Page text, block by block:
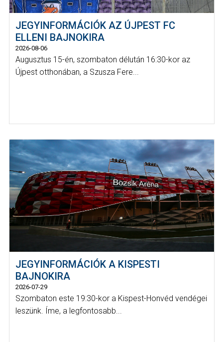
JEGYINFORMÁCIÓK AZ ÚJPEST FC
ELLENI BAJNOKIRA
2026-08-06
Augusztus 15-én, szombaton délután 16:30-kor az
Újpest otthonában, a Szusza Fere...
JEGYINFORMÁCIÓK A KISPESTI
BAJNOKIRA
2026-07-29
Szombaton este 19:30-kor a Kispest-Honvéd vendégei
leszünk. Íme, a legfontosabb...